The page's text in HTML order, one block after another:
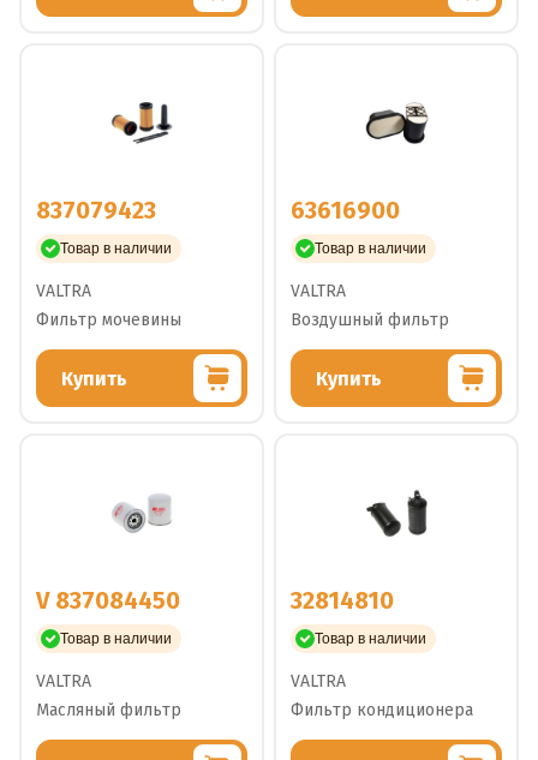
837079423
Товар в наличии
VALTRA
Фильтр мочевины
Купить
63616900
Товар в наличии
VALTRA
Воздушный фильтр
Купить
V 837084450
Товар в наличии
VALTRA
Масляный фильтр
32814810
Товар в наличии
VALTRA
Фильтр кондиционера